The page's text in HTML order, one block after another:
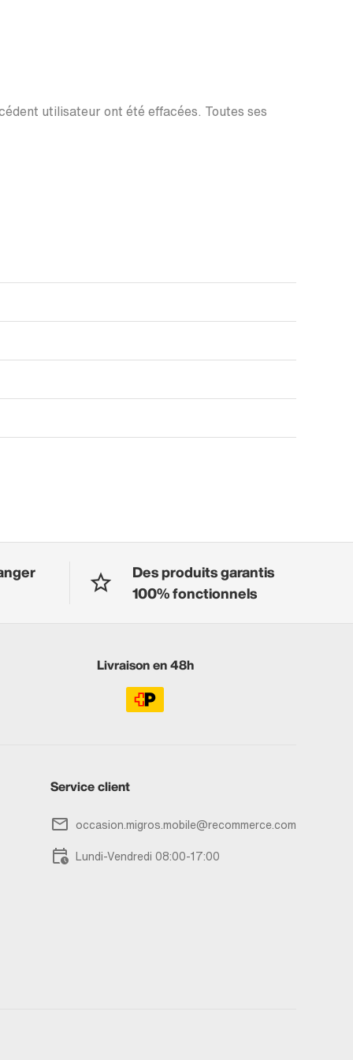
utilisateur ont été effacées. Toutes ses
Des produits garantis
100% fonctionnels
Livraison en 48h
Service client
occasion.migros.mobile@recommerce.com
Lundi-Vendredi 08:00-17:00